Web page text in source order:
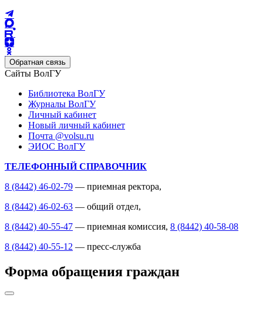
Обратная связь
Сайты ВолГУ
Библиотека ВолГУ
Журналы ВолГУ
Личный кабинет
Новый личный кабинет
Почта @volsu.ru
ЭИОС ВолГУ
ТЕЛЕФОННЫЙ СПРАВОЧНИК
8 (8442) 46-02-79 — приемная ректора,
8 (8442) 46-02-63 — общий отдел,
8 (8442) 40-55-47 — приемная комиссия, 8 (8442) 40-58-08
8 (8442) 40-55-12 — пресс-служба
Форма обращения граждан